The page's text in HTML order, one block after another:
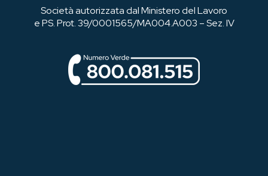
Società autorizzata dal Ministero del Lavoro
e PS. Prot. 39/0001565/MA004.A003 – Sez. IV